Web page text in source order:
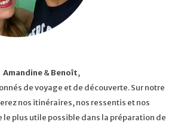
Amandine&Benoît,
de voyage et de découverte. Sur notre
nos itinéraires, nos ressentis et nos
le plus utile possible dans la préparation de